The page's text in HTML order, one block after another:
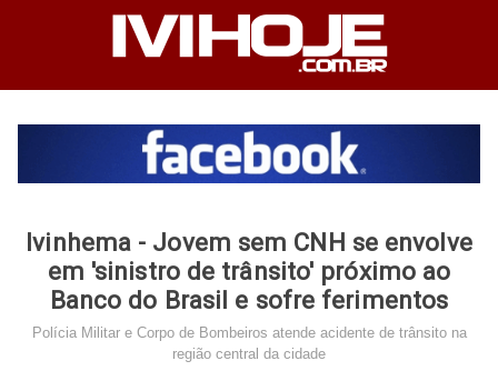
Ivinhema - Jovem sem CNH se envolve
em 'sinistro de trânsito' próximo ao
Banco do Brasil e sofre ferimentos
Polícia Militar e Corpo de Bombeiros atende acidente de trânsito na
região central da cidade